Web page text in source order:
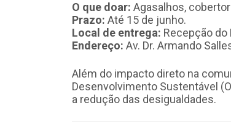
O que doar: Agasalhos,
Prazo: Até 15 de junho.
Local de entrega: Recepção do
Endereço: Av. Dr. Armando
Além do impacto direto na
Desenvolvimento Sustentável
a redução das desigualdades.